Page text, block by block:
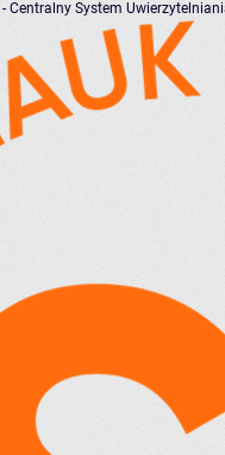
- Centralny System